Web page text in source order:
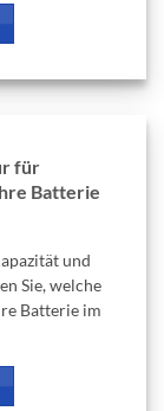
für
Batterie
und
Sie, welche
Batterie im